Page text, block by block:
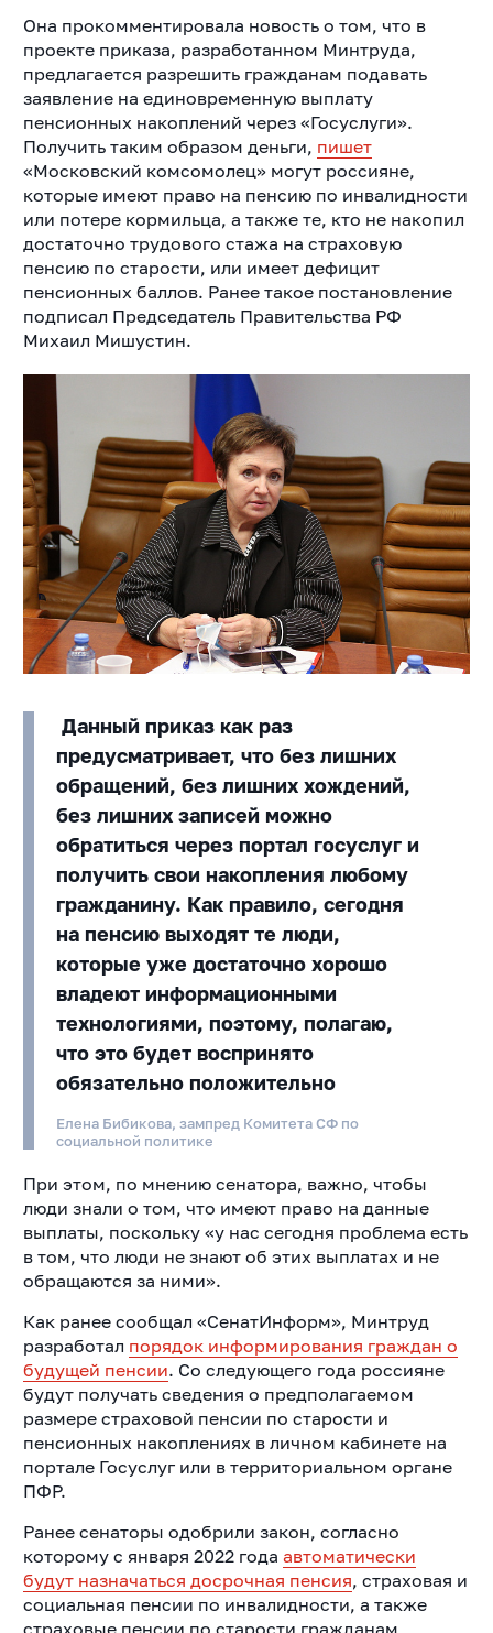
Она прокомментировала новость о том, что в
проекте приказа, разработанном Минтруда,
предлагается разрешить гражданам подавать
заявление на единовременную выплату
пенсионных накоплений через «Госуслуги».
Получить таким образом деньги, пишет
«Московский комсомолец» могут россияне,
которые имеют право на пенсию по инвалидности
или потере кормильца, а также те, кто не накопил
достаточно трудового стажа на страховую
пенсию по старости, или имеет дефицит
пенсионных баллов. Ранее такое постановление
подписал Председатель Правительства РФ
Михаил Мишустин.
Данный приказ как раз
предусматривает, что без лишних
обращений, без лишних хождений,
без лишних записей можно
обратиться через портал госуслуг и
получить свои накопления любому
гражданину. Как правило, сегодня
на пенсию выходят те люди,
которые уже достаточно хорошо
владеют информационными
технологиями, поэтому, полагаю,
что это будет воспринято
обязательно положительно
Елена Бибикова, зампред Комитета СФ по
социальной политике
При этом, по мнению сенатора, важно, чтобы
люди знали о том, что имеют право на данные
выплаты, поскольку «у нас сегодня проблема есть
в том, что люди не знают об этих выплатах и не
обращаются за ними».
Как ранее сообщал «СенатИнформ», Минтруд
разработал порядок информирования граждан о
будущей пенсии. Со следующего года россияне
будут получать сведения о предполагаемом
размере страховой пенсии по старости и
пенсионных накоплениях в личном кабинете на
портале Госуслуг или в территориальном органе
ПФР.
Ранее сенаторы одобрили закон, согласно
которому с января 2022 года автоматически
будут назначаться досрочная пенсия, страховая и
социальная пенсии по инвалидности, а также
страховые пенсии по старости гражданам,